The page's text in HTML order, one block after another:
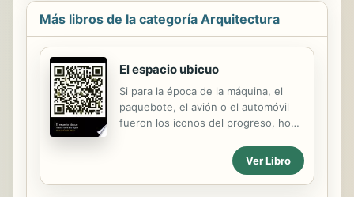
Más libros de la categoría Arquitectura
El espacio ubicuo
Si para la época de la máquina, el
paquebote, el avión o el automóvil
fueron los iconos del progreso, hoy
que el teléfono móvil, el ordenador,
o el chip. Una casa –la arquitectura-
se debía fabricar como un coche y su
Ver Libro